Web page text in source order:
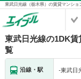
東武日光線の1DK
覧
沿線・駅 -東武日